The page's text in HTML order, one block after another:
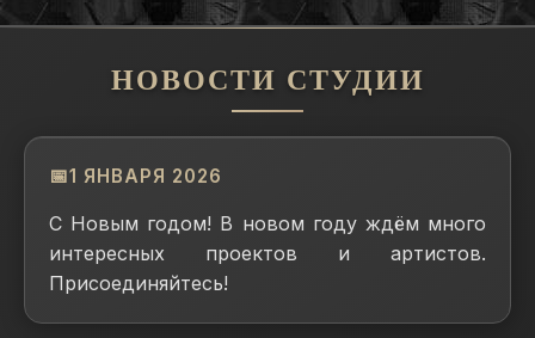
НОВОСТИ СТУДИИ
1 ЯНВАРЯ 2026
С Новым годом! В новом году ждём много
интересных проектов и артистов.
Присоединяйтесь!